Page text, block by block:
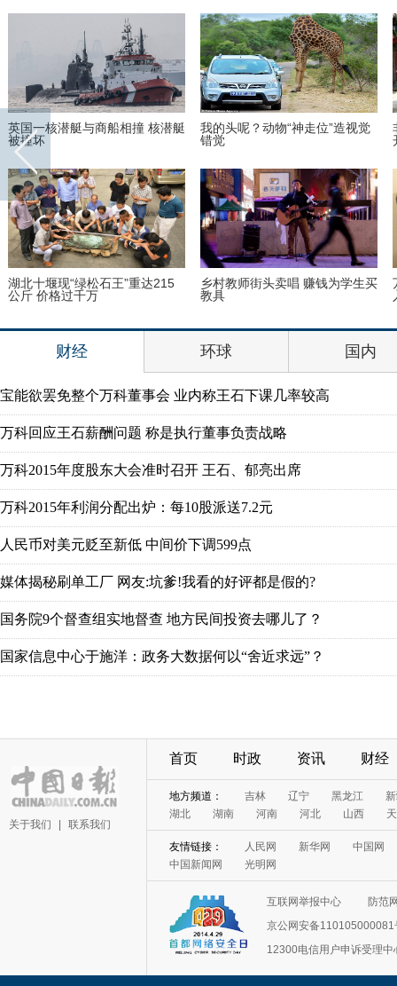
英国一核潜艇与商船相撞 核潜艇
被撞坏
我的头呢？动物“神走位”造视觉
错觉
湖北十堰现“绿松石王”重达215
公斤 价格过千万
乡村教师街头卖唱 赚钱为学生买
教具
财经 环球 国内
宝能欲罢免整个万科董事会 业内称王石下课几率较高
万科回应王石薪酬问题 称是执行董事负责战略
万科2015年度股东大会准时召开 王石、郁亮出席
万科2015年利润分配出炉：每10股派送7.2元
人民币对美元贬至新低 中间价下调599点
媒体揭秘刷单工厂 网友:坑爹!我看的好评都是假的?
国务院9个督查组实地督查 地方民间投资去哪儿了？
国家信息中心于施洋：政务大数据何以“舍近求远”？
关于我们 联系我们
首页 时政 资讯 财经
地方频道： 吉林 辽宁 黑龙江
湖北
湖南 河南 河北 山西
友情链接： 人民网 新华网
中国网
中国新闻网
光明网
互联网举报中心
防范
京公网安备110105000081
12300电信用户申诉受理中